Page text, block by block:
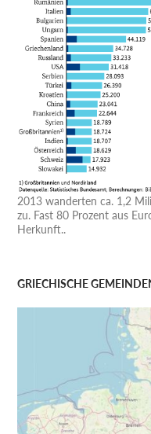
2013 wanderten ca. 1,2
zu. Fast 80 Prozent aus
Herkunft..
GRIECHISCHE